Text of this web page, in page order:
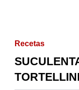
Recetas